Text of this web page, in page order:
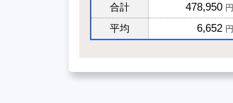
合計 478,950 円
平均 6,652 円